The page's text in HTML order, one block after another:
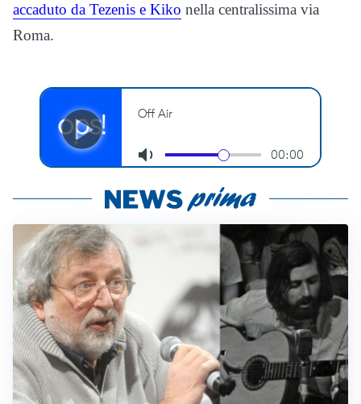
accaduto da Tezenis e Kiko nella centralissima via
Roma.